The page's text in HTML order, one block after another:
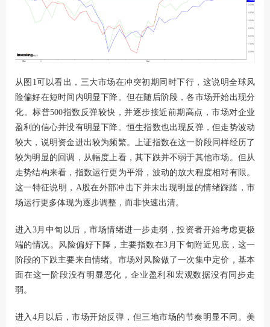
从图1可以看出，三大市场在冲突初期同时下行，这说明全球风
险偏好在短时间内明显下降。但在随后阶段，各市场开始出现分
化。标普500指数反弹较快，并逐步接近前期高点，市场对企业
盈利的信心并没有明显下降。恒生指数也出现反弹，但走势波动
较大，说明资金进出较为频繁。上证指数在这一阶段同样经历了
较为明显的回调，从幅度上看，其下跌并不弱于其他市场。但从
走势结构来看，指数运行更为平滑，波动的放大程度相对有限。
这一特征说明，A股在外部冲击下并未出现明显的情绪踩踏，市
场运行更多体现为逐步调整，而非快速出清。
进入3月中旬以后，市场情绪进一步走弱，投资者开始考虑更极
端的情况。风险偏好下降，主要指数在3月下旬附近见底，这一
阶段的下跌主要来自情绪。市场对风险做了一次集中定价，基本
面在这一阶段没有明显恶化，企业盈利和宏观数据没有同步走
弱。
进入4月以后，市场开始反弹，但三地市场的节奏明显不同。美